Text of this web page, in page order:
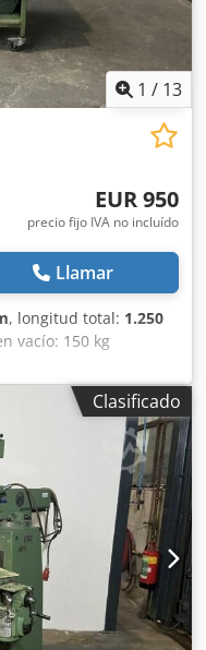
Entrega y
posible para todo
van Rossum
1 / 13
EUR 950
precio fijo IVA no incluído
Llamar
, longitud total: 1.250
vacío: 150 kg
Número de serie:
[kW]: 0,55 -
Aozry H Sjhqewa -
mínima del husillo
[rpm]: 1600 -
x 800 mm x 1600
transporte [kg]: 150 kg
indicado es más IVA
El IVA es deducible
posibles en
bienes industriales
Clasificado